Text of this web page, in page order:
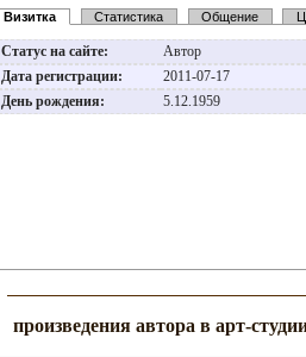
Визитка Статистика Общение
Статус на сайте:
Автор
Дата регистрации:
2011-07-17
День рождения:
5.12.1959
произведения автора в арт-